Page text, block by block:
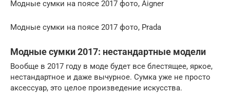
Модные сумки на поясе 2017 фото, Aigner
Модные сумки на поясе 2017 фото, Prada
Модные сумки 2017: нестандартные модели
Вообще в 2017 году в моде будет все блестящее, яркое,
нестандартное и даже вычурное. Сумка уже не просто
аксессуар, это целое произведение искусства.